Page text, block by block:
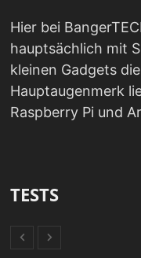
Hier bei
hauptsächlich mit
kleinen Gadgets
Hauptaugenmerk
Raspberry Pi und
TESTS